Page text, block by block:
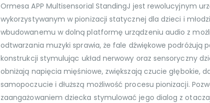
Ormesa APP Multisensorial StandingJ jest rewolucyjnym
wykorzystywanym w pionizacji statycznej dla dzieci i
wbudowanemu w dolną platformę urządzeniu audio z
odtwarzania muzyki sprawia, że fale dźwiękowe podróżują
konstrukcji stymulując układ nerwowy oraz sensoryczny
obniżają napięcia mięśniowe, zwiększają czucie głębokie,
samopoczucie i dłuższą możliwość procesu pionizacji.
zaangażowaniem dziecka stymulować jego dialog z